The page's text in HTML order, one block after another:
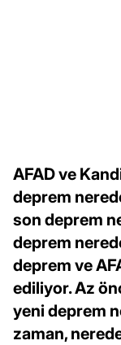
AFAD ve
deprem
son deprem
deprem
deprem ve
ediliyor. Az
yeni deprem
zaman,